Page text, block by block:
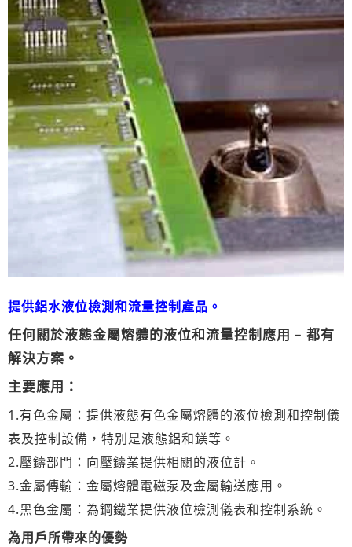
提供鋁水液位檢測和流量控制產品。
任何關於液態金屬熔體的液位和流量控制應用 – 都有
解決方案。
主要應用：
1.有色金屬：提供液態有色金屬熔體的液位檢測和控制儀
表及控制設備，特別是液態鋁和鎂等。
2.壓鑄部門：向壓鑄業提供相關的液位計。
3.金屬傳輸：金屬熔體電磁泵及金屬輸送應用。
4.黑色金屬：為鋼鐵業提供液位檢測儀表和控制系統。
為用戶所帶來的優勢